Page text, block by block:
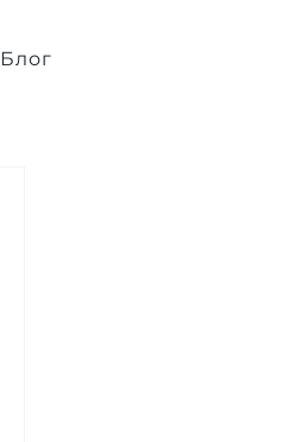
Блог